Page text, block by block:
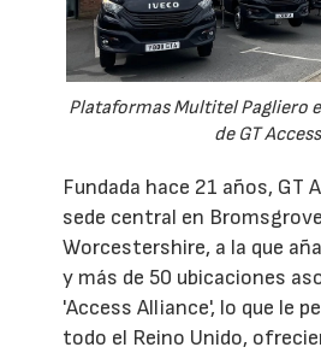
Plataformas Multitel Pagliero
de GT
Fundada hace 21 años, GT
sede central en
Worcestershire, a la que
y más de 50 ubicaciones
'Access Alliance', lo que le
todo el Reino Unido,